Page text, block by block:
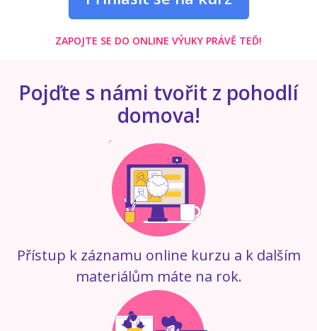
ZAPOJTE SE DO ONLINE VÝUKY PRÁVĚ TEĎ!
Pojďte s námi tvořit z pohodlí
domova!
Přístup k záznamu online kurzu a k dalším
materiálům máte na rok.